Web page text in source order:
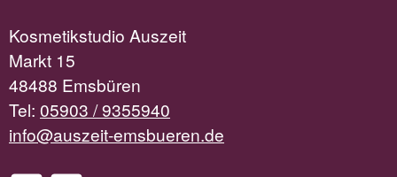
Kosmetikstudio Auszeit
Markt 15
48488 Emsbüren
Tel: 05903 / 9355940
info@auszeit-emsbueren.de